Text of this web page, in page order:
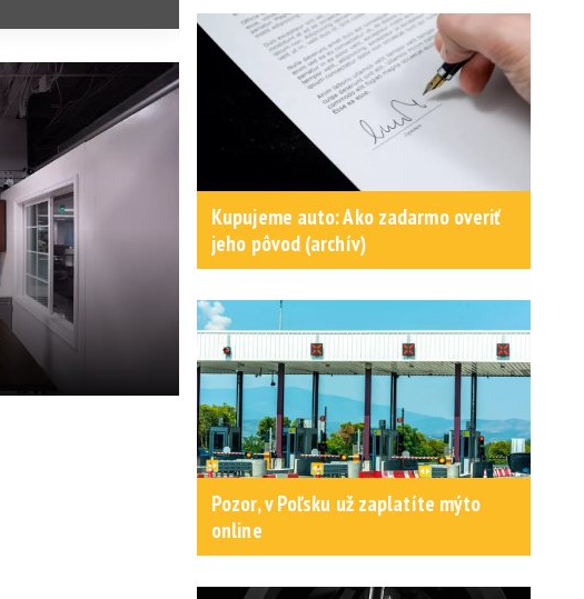
Kupujeme auto: Ako zadarmo overiť
jeho pôvod (archív)
Pozor, v Poľsku už zaplatíte mýto
online